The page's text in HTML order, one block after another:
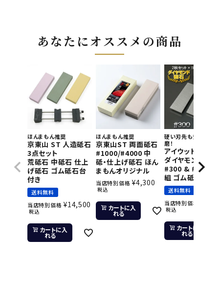
あなたにオススメの商品
ほんまもん推奨
京東山 ST 人造砥石
3点セット
荒砥石 中砥石 仕上
げ砥石 ゴム砥石台
付き
送料無料
当店特別価格 ¥14,500
税込
カートに入
れる
ほんまもん推奨
京東山ST 両面砥石
#1000/#4000 中
砥・仕上げ砥石 ほん
まもんオリジナル
当店特別価格 ¥4,300
税込
カートに入
れる
硬い刃先も短時間で
磨！
アイウッド 片面
ダイヤモンド砥石
#300 & #800 2
組 ゴム砥石台付
送料無料
当店特別価格
税込
カートに入
れる